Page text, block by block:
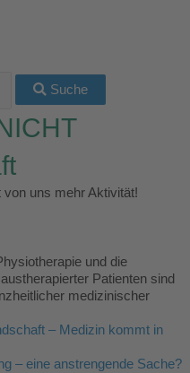
Suche
uns mehr Aktivität!
und die
Patienten sind
medizinischer
– Medizin kommt in
– eine anstrengende Sache?